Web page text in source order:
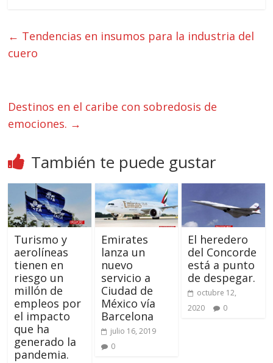
← Tendencias en insumos para la industria del
cuero
Destinos en el caribe con sobredosis de
emociones. →
También te puede gustar
Turismo y
aerolíneas
tienen en
riesgo un
millón de
empleos por
el impacto
que ha
generado la
pandemia.
Emirates
lanza un
nuevo
servicio a
Ciudad de
México vía
Barcelona
julio 16, 2019
0
El heredero
del Concorde
está a punto
de despegar.
octubre 12,
2020
0